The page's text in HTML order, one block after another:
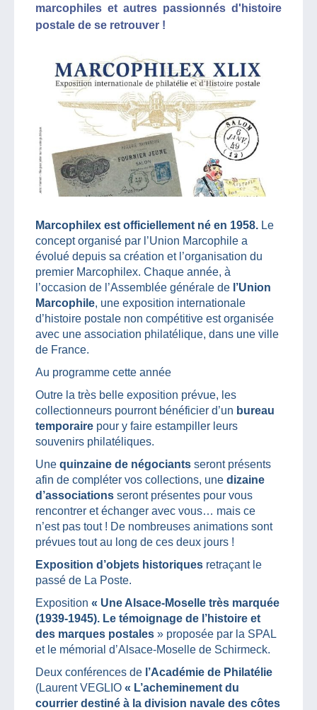
marcophiles et autres passionnés d'histoire
postale de se retrouver !
Marcophilex est officiellement né en 1958. Le
concept organisé par l’Union Marcophile a
évolué depuis sa création et l’organisation du
premier Marcophilex. Chaque année, à
l’occasion de l’Assemblée générale de l’Union
Marcophile, une exposition internationale
d’histoire postale non compétitive est organisée
avec une association philatélique, dans une ville
de France.
Au programme cette année
Outre la très belle exposition prévue, les
collectionneurs pourront bénéficier d’un bureau
temporaire pour y faire estampiller leurs
souvenirs philatéliques.
Une quinzaine de négociants seront présents
afin de compléter vos collections, une dizaine
d’associations seront présentes pour vous
rencontrer et échanger avec vous… mais ce
n’est pas tout ! De nombreuses animations sont
prévues tout au long de ces deux jours !
Exposition d’objets historiques retraçant le
passé de La Poste.
Exposition « Une Alsace-Moselle très marquée
(1939-1945). Le témoignage de l’histoire et
des marques postales » proposée par la SPAL
et le mémorial d’Alsace-Moselle de Schirmeck.
Deux conférences de l’Académie de Philatélie
(Laurent VEGLIO « L’acheminement du
courrier destiné à la division navale des côtes